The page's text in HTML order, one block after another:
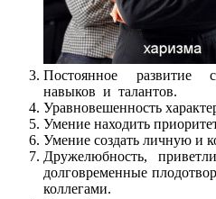
Постоянное развитие
навыков и талантов.
Уравновешенность
Умение находить
Умение создать личную и
Дружелюбность,
долговременные
коллегами.